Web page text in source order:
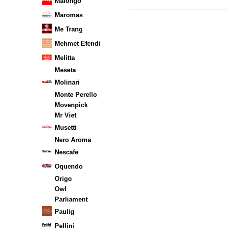
Maromas
Me Trang
Mehmet Efendi
Melitta
Meseta
Molinari
Monte Perello
Movenpick
Mr Viet
Musetti
Nero Aroma
Nescafe
Oquendo
Origo
Owl
Parliament
Paulig
Pellini